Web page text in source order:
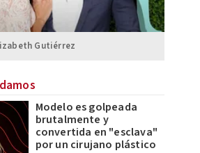
Gutiérrez
Modelo es golpeada
brutalmente y
convertida en "esclava"
por un cirujano plástico